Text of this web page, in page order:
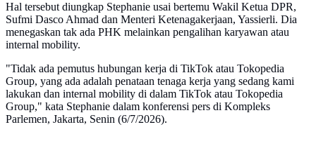
Hal tersebut diungkap Stephanie usai bertemu Wakil Ketua DPR,
Sufmi Dasco Ahmad dan Menteri Ketenagakerjaan, Yassierli. Dia
menegaskan tak ada PHK melainkan pengalihan karyawan atau
internal mobility.
"Tidak ada pemutus hubungan kerja di TikTok atau Tokopedia
Group, yang ada adalah penataan tenaga kerja yang sedang kami
lakukan dan internal mobility di dalam TikTok atau Tokopedia
Group," kata Stephanie dalam konferensi pers di Kompleks
Parlemen, Jakarta, Senin (6/7/2026).